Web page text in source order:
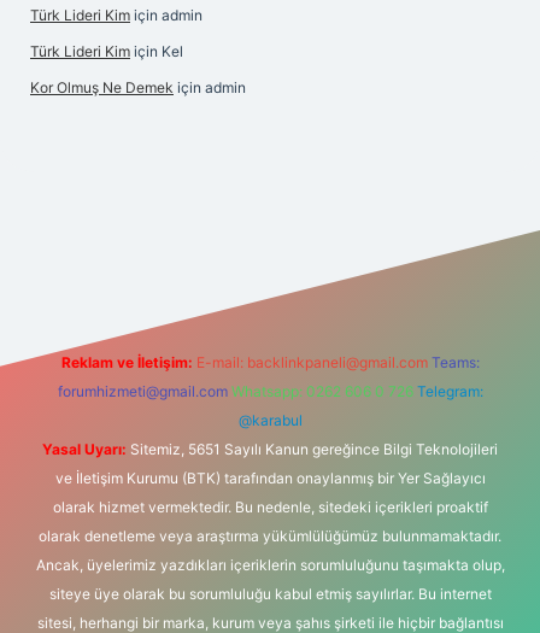
Türk Lideri Kim için admin
Türk Lideri Kim için Kel
Kor Olmuş Ne Demek için admin
Reklam ve İletişim: E-mail: backlinkpaneli@gmail.com Teams:
forumhizmeti@gmail.com Whatsapp: 0262 606 0 726 Telegram:
@karabul
Yasal Uyarı: Sitemiz, 5651 Sayılı Kanun gereğince Bilgi Teknolojileri
ve İletişim Kurumu (BTK) tarafından onaylanmış bir Yer Sağlayıcı
olarak hizmet vermektedir. Bu nedenle, sitedeki içerikleri proaktif
olarak denetleme veya araştırma yükümlülüğümüz bulunmamaktadır.
Ancak, üyelerimiz yazdıkları içeriklerin sorumluluğunu taşımakta olup,
siteye üye olarak bu sorumluluğu kabul etmiş sayılırlar. Bu internet
sitesi, herhangi bir marka, kurum veya şahıs şirketi ile hiçbir bağlantısı